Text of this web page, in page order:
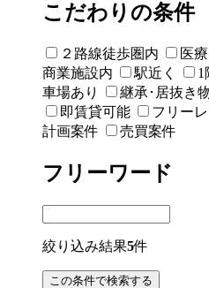
こだわりの条件
２路線徒歩圏内 医
商業施設内
駅近く 1
車場あり
継承･居抜き
即賃貸可能
フリー
計画案件
売買案件
フリーワード
絞り込み結果5件